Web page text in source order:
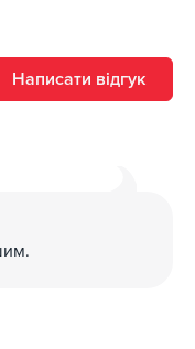
Написати відгук